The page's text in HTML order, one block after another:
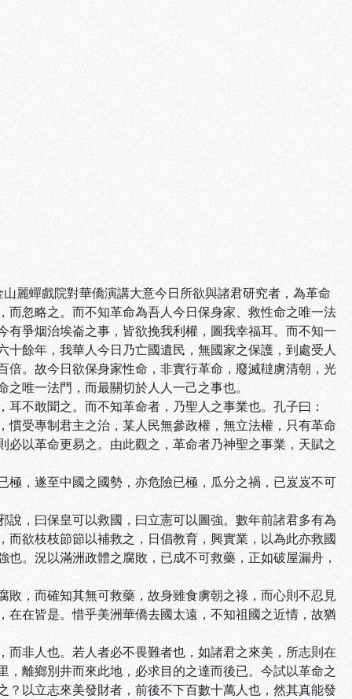
麗蟬戲院對華僑演講大意今日所欲與諸君研究者，為革命
忽略之。而不知革命為吾人今日保身家、救性命之唯一法
爭烟治埃崙之事，皆欲挽我利權，圖我幸福耳。而不知一
餘年，我華人今日乃亡國遺民，無國家之保護，到處受人
。故今日欲保身家性命，非實行革命，廢滅韃虜清朝，光
唯一法門，而最關切於人人一己之事也。
不敢聞之。而不知革命者，乃聖人之事業也。孔子曰：
受專制君主之治，某人民無參政權，無立法權，只有革命
以革命更易之。由此觀之，革命者乃神聖之事業，天賦之
，遂至中國之國勢，亦危險已極，瓜分之禍，已岌岌不可
，曰保皇可以救國，曰立憲可以圖強。數年前諸君多有為
欲枝枝節節以補救之，日倡教育，興實業，以為此亦救國
。況以滿洲政體之腐敗，已成不可救藥，正如破屋漏舟，
，而確知其無可救藥，故身雖食虜朝之祿，而心則不忍見
在皆是。惜乎美洲華僑去國太遠，不知祖國之近情，故猶
非人也。若人者必不畏難者也，如諸君之來美，所志則在
離鄉別井而來此地，必求目的之達而後已。今試以革命之
以立志來美發財者，前後不下百數十萬人也，然其真能發